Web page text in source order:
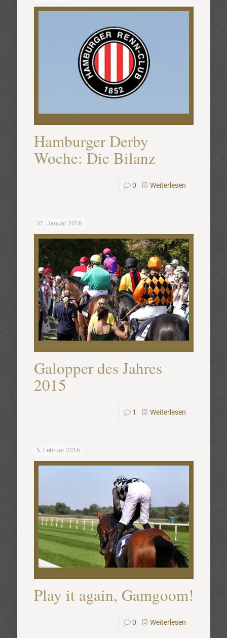
Hamburger Derby
Woche: Die Bilanz
0 Weiterlesen
31. Januar 2016
Galopper des Jahres
2015
1 Weiterlesen
5. Februar 2016
Play it again, Gamgoom!
0 Weiterlesen